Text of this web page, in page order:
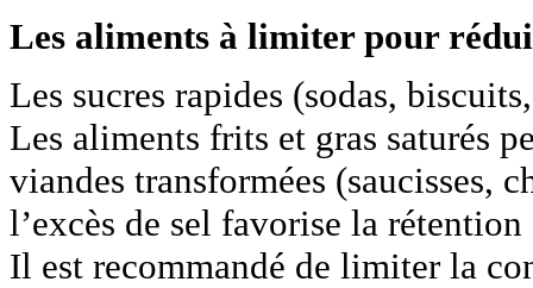
Les aliments à limiter pour
Les sucres rapides (sodas,
Les aliments frits et gras saturés
viandes transformées (saucisses,
l’excès de sel favorise la
Il est recommandé de limiter la